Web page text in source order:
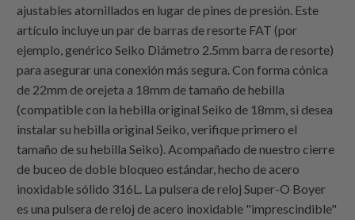
ajustables atornillados en lugar de pines de presión. Este
artículo incluye un par de barras de resorte FAT (por
ejemplo, genérico Seiko Diámetro 2.5mm barra de resorte)
para asegurar una conexión más segura. Con forma cónica
de 22mm de orejeta a 18mm de tamaño de hebilla
(compatible con la hebilla original Seiko de 18mm, si desea
instalar su hebilla original Seiko, verifique primero el
tamaño de su hebilla Seiko). Acompañado de nuestro cierre
de buceo de doble bloqueo estándar, hecho de acero
inoxidable sólido 316L. La pulsera de reloj Super-O Boyer
es una pulsera de reloj de acero inoxidable "imprescindible"